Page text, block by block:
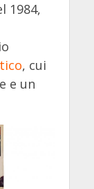
1984,
, cui
e un